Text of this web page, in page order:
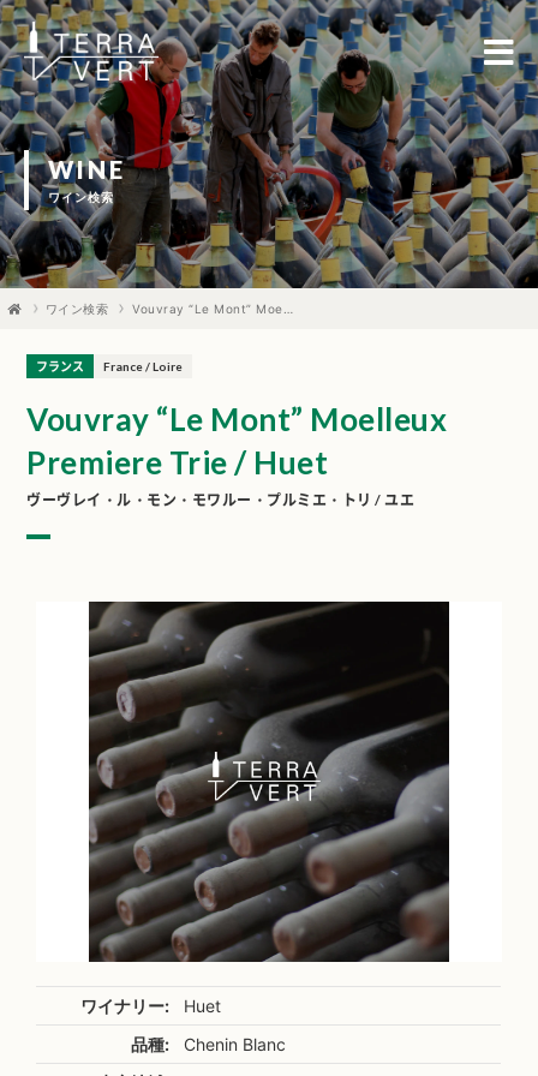
WINE
ワイン検索
ワイン検索
Vouvray “Le Mont” Moelleux
Premiere Trie / Huet
ヴーヴレイ・ル・モン・モワルー・プルミエ・トリ / ユエ
フランス France / Loire
ワイナリー:
Huet
品種:
Chenin Blanc